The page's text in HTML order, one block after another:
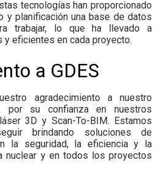
tecnologías han proporcionado
y planificación una base de datos
trabajar, lo que ha llevado a
eficientes en cada proyecto.
a GDES
agradecimiento a nuestro
por su confianza en nuestros
3D y Scan-To-BIM. Estamos
brindando soluciones de
la seguridad, la eficiencia y la
nuclear y en todos los proyectos